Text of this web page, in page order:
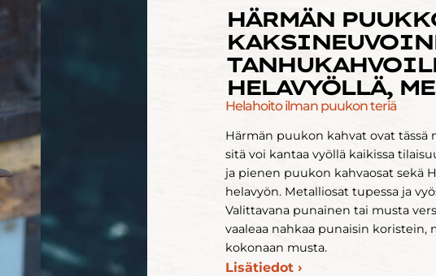
HÄRMÄN
HELAVYÖLLÄ,
Helahoito ilman puukon teriä
Härmän puukon kahvat ovat tässä
sitä voi kantaa vyöllä kaikissa
ja pienen puukon kahvaosat sekä
helavyön. Metalliosat tupessa ja
Valittavana punainen tai musta
vaaleaa nahkaa punaisin koristein,
kokonaan musta.
Lisätiedot ›